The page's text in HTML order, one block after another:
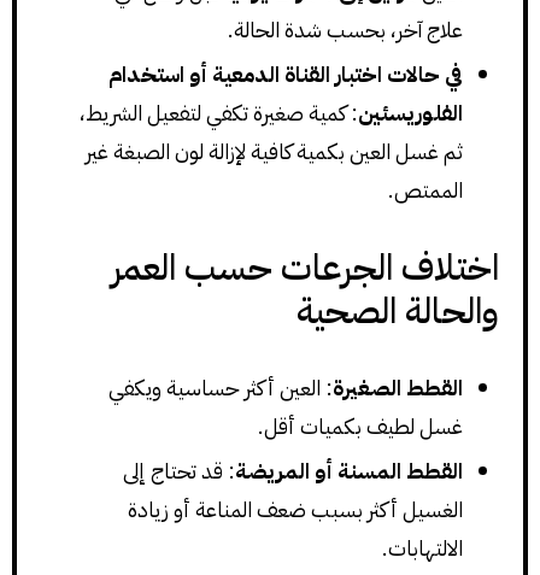
علاج آخر، بحسب شدة الحالة.
في حالات اختبار القناة الدمعية أو استخدام
الفلوريسئين: كمية صغيرة تكفي لتفعيل الشريط،
ثم غسل العين بكمية كافية لإزالة لون الصبغة غير
الممتص.
اختلاف الجرعات حسب العمر
والحالة الصحية
القطط الصغيرة: العين أكثر حساسية ويكفي
غسل لطيف بكميات أقل.
القطط المسنة أو المريضة: قد تحتاج إلى
الغسيل أكثر بسبب ضعف المناعة أو زيادة
الالتهابات.